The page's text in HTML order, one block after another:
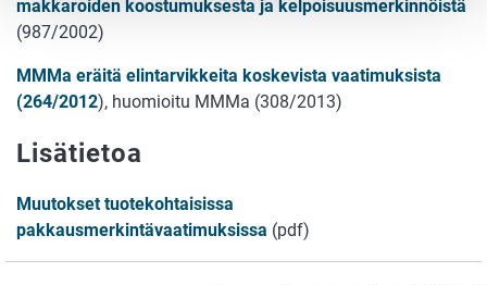
makkaroiden koostumuksesta ja kelpoisuusmerkinnöistä
(987/2002)
MMMa eräitä elintarvikkeita koskevista vaatimuksista
(264/2012), huomioitu MMMa (308/2013)
Lisätietoa
Muutokset tuotekohtaisissa
pakkausmerkintävaatimuksissa (pdf)